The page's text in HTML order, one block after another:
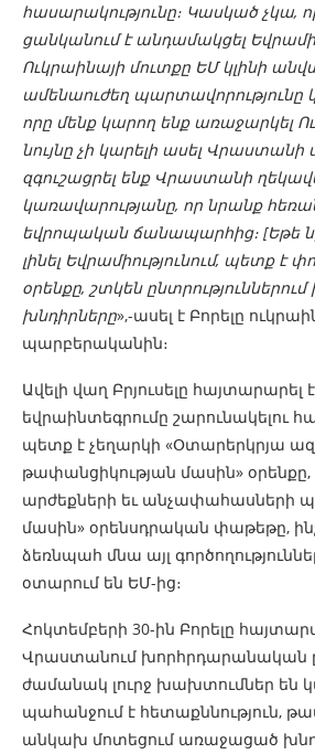
հասարակությունը։ Կասկած չկա,
ցանկանում է անդամակցել
Ուկրաինայի մուտքը ԵՄ կլինի
ամենաուժեղ պարտավորությունը
որը մենք կարող ենք առաջարկել
նույնը չի կարելի ասել Վրաստանի
զգուշացրել ենք Վրաստանի
կառավարությանը, որ նրանք
եվրոպական ճանապարհից։ [Եթե
լինել Եվրամիությունում, պետք է
օրենքը, շտկեն
խնդիրները»,-ասել է Բորելը
պարբերականին։
Ավելի վաղ Բրյուսելը հայտարարել
եվրաինտեգրումը շարունակելու
պետք է չեղարկի «Օտարերկրյա
թափանցիկության մասին»
արժեքների եւ անչափահասների
մասին» օրենսդրական փաթեթը,
ձեռնպահ մնա այլ
օտարում են ԵՄ-ից։
Հոկտեմբերի 30-ին Բորելը
Վրաստանում խորհրդարանական
ժամանակ լուրջ խախտումներ են
պահանջում է հետաքննություն,
անկախ մոտեցում առաջացած